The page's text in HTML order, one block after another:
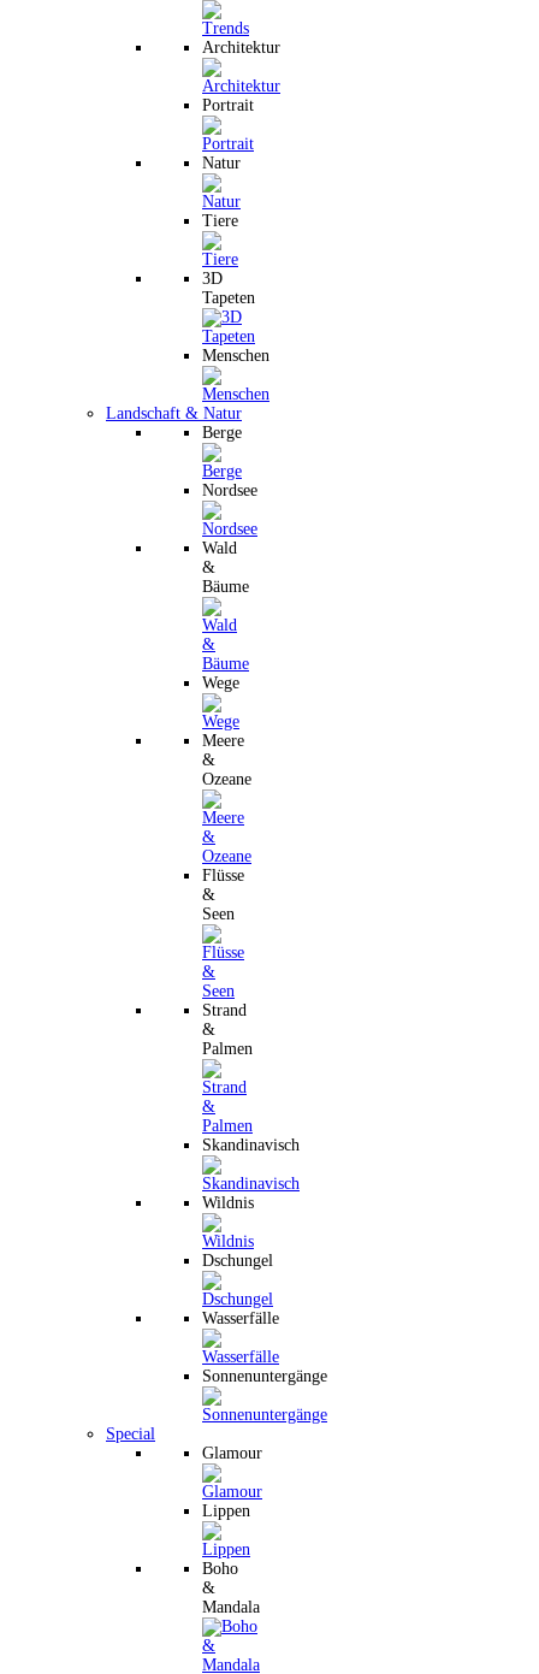
Architektur
Portrait
Natur
Tiere
3D
Tapeten
Menschen
Landschaft & Natur
Berge
Nordsee
Wald
&
Bäume
Wege
Meere
&
Ozeane
Flüsse
&
Seen
Strand
&
Palmen
Skandinavisch
Wildnis
Dschungel
Wasserfälle
Sonnenuntergänge
Special
Glamour
Lippen
Boho
&
Mandala